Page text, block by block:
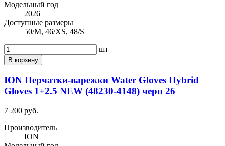
Модельный год
2026
Доступные размеры
50/M, 46/XS, 48/S
шт
В корзину
ION Перчатки-варежки Water Gloves Hybrid
Gloves 1+2.5 NEW (48230-4148) черн 26
7 200 руб.
Производитель
ION